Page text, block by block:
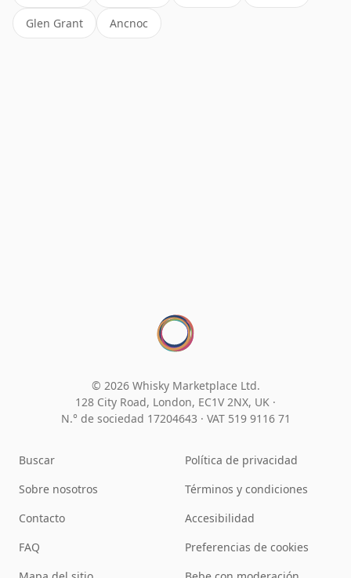
Glen Grant Ancnoc
© 2026 Whisky Marketplace Ltd.
128 City Road, London, EC1V 2NX, UK ·
N.° de sociedad 17204643 · VAT 519 9116 71
Buscar
Sobre nosotros
Contacto
FAQ
Política de privacidad
Términos y condiciones
Accesibilidad
Preferencias de cookies